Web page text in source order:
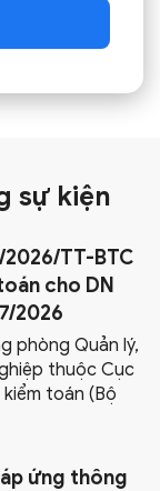
sự kiện
TT-BTC
cho DN
2026
phòng Quản lý,
thuộc Cục
toán (Bộ
ứng thông